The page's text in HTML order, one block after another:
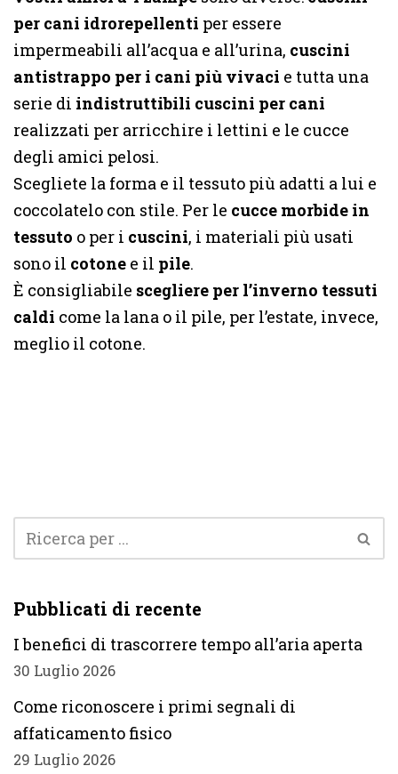
per cani idrorepellenti per essere
impermeabili all’acqua e all’urina, cuscini
antistrappo per i cani più vivaci e tutta una
serie di indistruttibili cuscini per cani
realizzati per arricchire i lettini e le cucce
degli amici pelosi.
Scegliete la forma e il tessuto più adatti a lui e
coccolatelo con stile. Per le cucce morbide in
tessuto o per i cuscini, i materiali più usati
sono il cotone e il pile.
È consigliabile scegliere per l’inverno tessuti
caldi come la lana o il pile, per l’estate, invece,
meglio il cotone.
Pubblicati di recente
I benefici di trascorrere tempo all’aria aperta
30 Luglio 2026
Come riconoscere i primi segnali di
affaticamento fisico
29 Luglio 2026